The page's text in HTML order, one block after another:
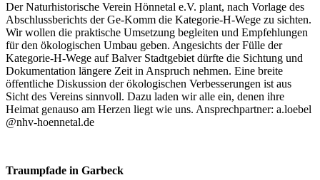
Der Naturhistorische Verein Hönnetal e.V. plant, nach Vorlage des
Abschlussberichts der Ge-Komm die Kategorie-H-Wege zu sichten.
Wir wollen die praktische Umsetzung begleiten und Empfehlungen
für den ökologischen Umbau geben. Angesichts der Fülle der
Kategorie-H-Wege auf Balver Stadtgebiet dürfte die Sichtung und
Dokumentation längere Zeit in Anspruch nehmen. Eine breite
öffentliche Diskussion der ökologischen Verbesserungen ist aus
Sicht des Vereins sinnvoll. Dazu laden wir alle ein, denen ihre
Heimat genauso am Herzen liegt wie uns. Ansprechpartner: a.loebel
@nhv-hoennetal.de
Traumpfade in Garbeck